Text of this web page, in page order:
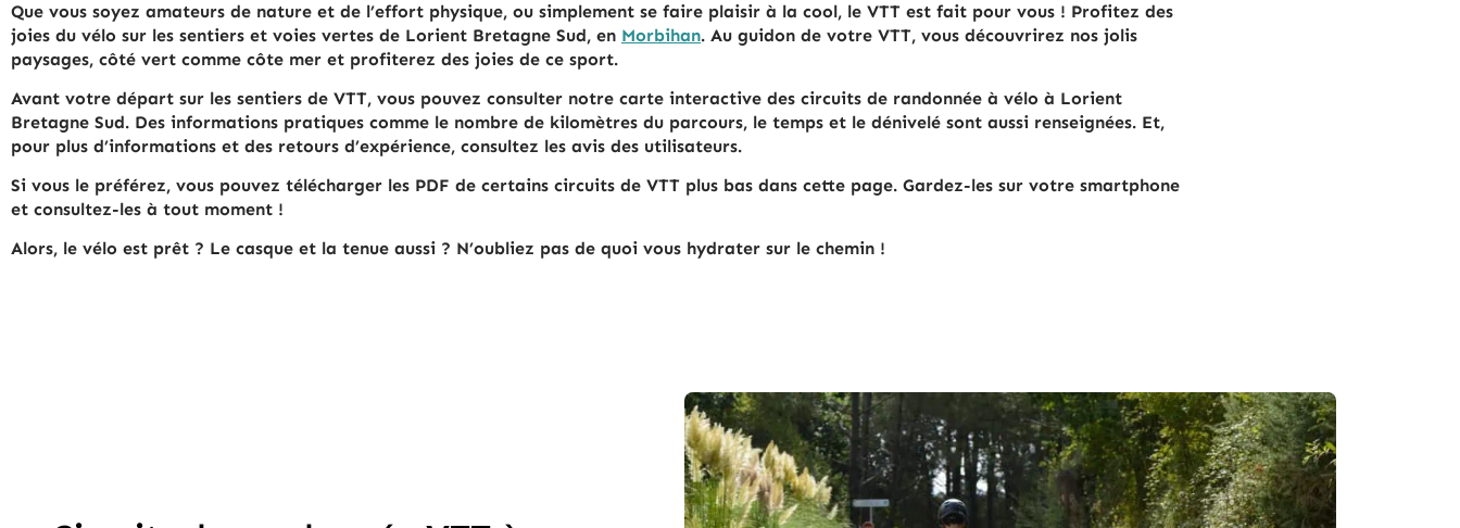
Que vous soyez amateurs de nature et de l’effort physique, ou simplement se faire plaisir à la cool, le VTT est fait pour vous ! Profitez des
joies du vélo sur les sentiers et voies vertes de Lorient Bretagne Sud, en Morbihan. Au guidon de votre VTT, vous découvrirez nos jolis
paysages, côté vert comme côte mer et profiterez des joies de ce sport.
Avant votre départ sur les sentiers de VTT, vous pouvez consulter notre carte interactive des circuits de randonnée à vélo à Lorient
Bretagne Sud. Des informations pratiques comme le nombre de kilomètres du parcours, le temps et le dénivelé sont aussi renseignées. Et,
pour plus d’informations et des retours d’expérience, consultez les avis des utilisateurs.
Si vous le préférez, vous pouvez télécharger les PDF de certains circuits de VTT plus bas dans cette page. Gardez-les sur votre smartphone
et consultez-les à tout moment !
Alors, le vélo est prêt ? Le casque et la tenue aussi ? N’oubliez pas de quoi vous hydrater sur le chemin !